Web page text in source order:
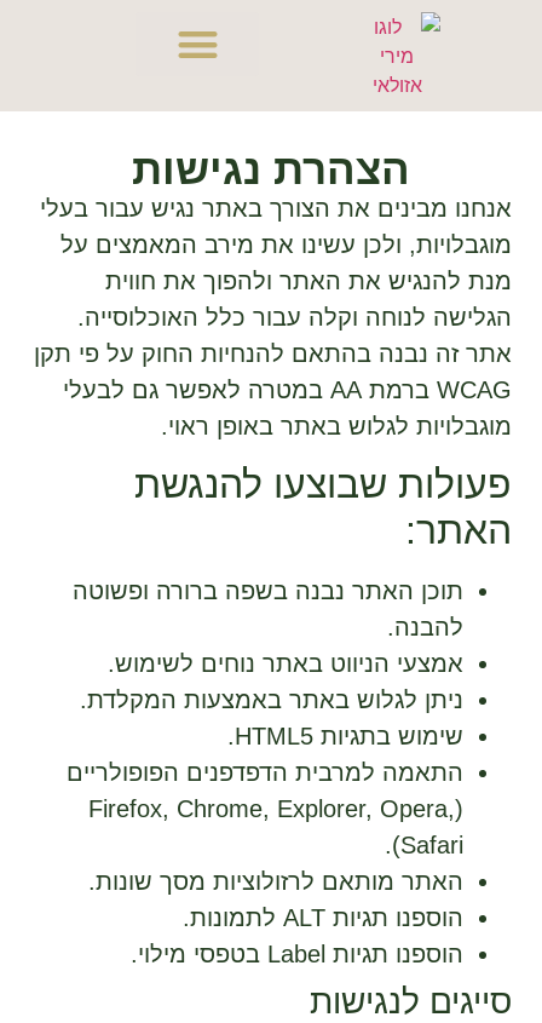
הצהרת נגישות
אנחנו מבינים את הצורך באתר נגיש עבור בעלי
מוגבלויות, ולכן עשינו את מירב המאמצים על
מנת להנגיש את האתר ולהפוך את חווית
הגלישה לנוחה וקלה עבור כלל האוכלוסייה.
אתר זה נבנה בהתאם להנחיות החוק על פי תקן
WCAG ברמת AA במטרה לאפשר גם לבעלי
מוגבלויות לגלוש באתר באופן ראוי.
פעולות שבוצעו להנגשת
האתר:
תוכן האתר נבנה בשפה ברורה ופשוטה
להבנה.
אמצעי הניווט באתר נוחים לשימוש.
ניתן לגלוש באתר באמצעות המקלדת.
שימוש בתגיות HTML5.
התאמה למרבית הדפדפנים הפופולריים
(Firefox, Chrome, Explorer, Opera,
Safari).
האתר מותאם לרזולוציות מסך שונות.
הוספנו תגיות ALT לתמונות.
הוספנו תגיות Label בטפסי מילוי.
סייגים לנגישות